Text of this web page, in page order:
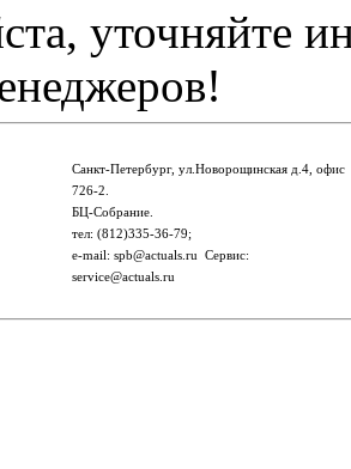
уточняйте
Санкт-Петербург, ул.Новорощинская д.4, офис
726-2.
БЦ-Собрание.
тел: (812)335-36-79;
e-mail: spb@actuals.ru Сервис:
service@actuals.ru